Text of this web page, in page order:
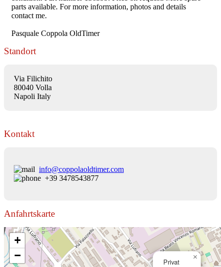
parts available. For more information, photos and details
contact me.
Pasquale Coppola OldTimer
Standort
Via Filichito
80040 Volla
Napoli Italy
Kontakt
info@coppolaoldtimer.com
+39 3478543877
Anfahrtskarte
Privat
×
+
−